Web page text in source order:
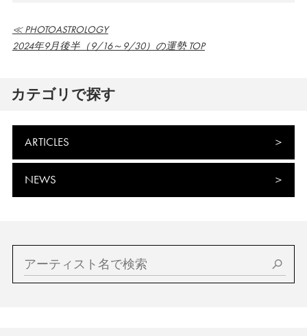
≪ PHOTOASTROLOGY
2024年9月後半（9/16～9/30）の運勢 TOP
カテゴリで探す
ARTICLES
NEWS